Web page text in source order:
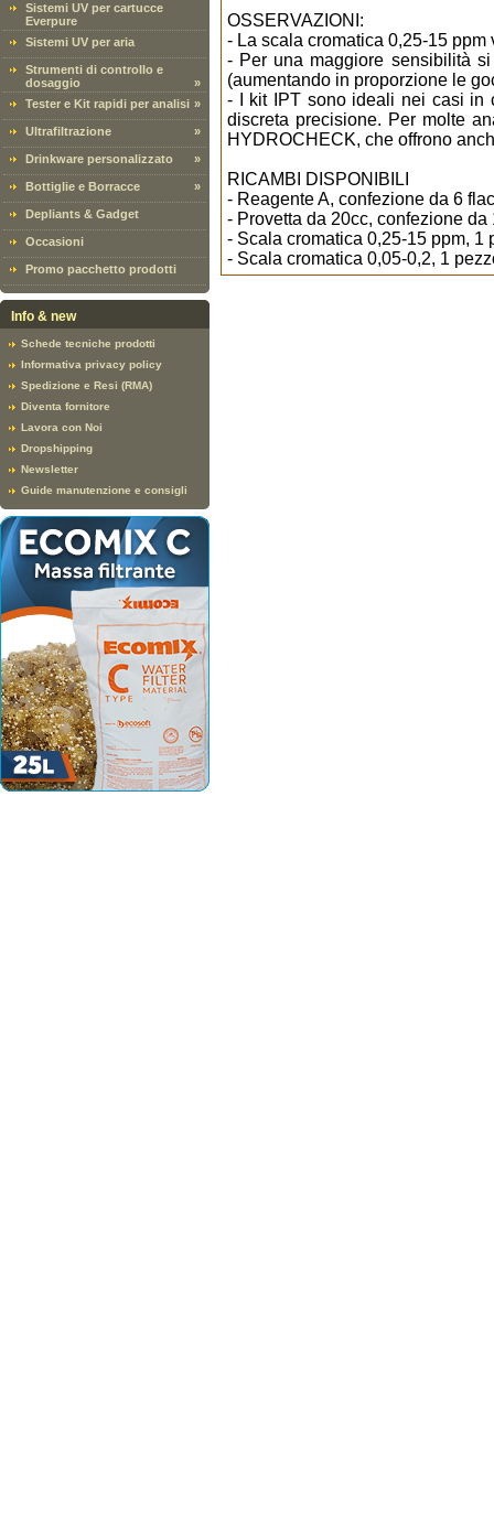
Sistemi UV per cartucce
Everpure
Sistemi UV per aria
Strumenti di controllo e
dosaggio
»
Tester e Kit rapidi per analisi »
Ultrafiltrazione »
Drinkware personalizzato »
Bottiglie e Borracce »
Depliants & Gadget
Occasioni
Promo pacchetto prodotti
Info & new
Schede tecniche prodotti
Informativa privacy policy
Spedizione e Resi (RMA)
Diventa fornitore
Lavora con Noi
Dropshipping
Newsletter
Guide manutenzione e consigli
OSSERVAZIONI:
- La scala cromatica 0,25-15
- Per una maggiore sensibilità
(aumentando in proporzione le
- I kit IPT sono ideali nei casi in
discreta precisione. Per molte
HYDROCHECK, che offrono
RICAMBI DISPONIBILI
- Reagente A, confezione da 6
- Provetta da 20cc, confezione da
- Scala cromatica 0,25-15 ppm, 1
- Scala cromatica 0,05-0,2, 1